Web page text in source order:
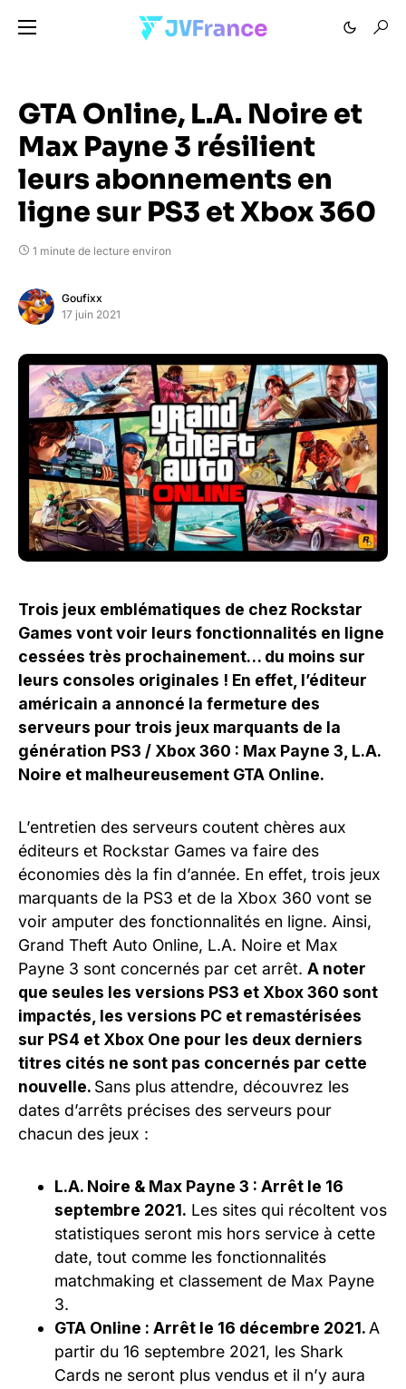
GTA Online, L.A. Noire et
Max Payne 3 résilient
leurs abonnements en
ligne sur PS3 et Xbox 360
1 minute de lecture environ
Goufixx
17 juin 2021
Trois jeux emblématiques de chez Rockstar
Games vont voir leurs fonctionnalités en ligne
cessées très prochainement… du moins sur
leurs consoles originales ! En effet, l’éditeur
américain a annoncé la fermeture des
serveurs pour trois jeux marquants de la
génération PS3 / Xbox 360 : Max Payne 3, L.A.
Noire et malheureusement GTA Online.
L’entretien des serveurs coutent chères aux
éditeurs et Rockstar Games va faire des
économies dès la fin d’année. En effet, trois jeux
marquants de la PS3 et de la Xbox 360 vont se
voir amputer des fonctionnalités en ligne. Ainsi,
Grand Theft Auto Online, L.A. Noire et Max
Payne 3 sont concernés par cet arrêt. A noter
que seules les versions PS3 et Xbox 360 sont
impactés, les versions PC et remastérisées
sur PS4 et Xbox One pour les deux derniers
titres cités ne sont pas concernés par cette
nouvelle. Sans plus attendre, découvrez les
dates d’arrêts précises des serveurs pour
chacun des jeux :
L.A. Noire & Max Payne 3 : Arrêt le 16
septembre 2021. Les sites qui récoltent vos
statistiques seront mis hors service à cette
date, tout comme les fonctionnalités
matchmaking et classement de Max Payne
3.
GTA Online : Arrêt le 16 décembre 2021.A
partir du 16 septembre 2021, les Shark
Cards ne seront plus vendus et il n’y aura